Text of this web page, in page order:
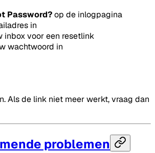
Password?op de inlogpagina
in
inbox voor een resetlink
wachtwoord in
Als de link niet meer werkt, vraag dan
problemen